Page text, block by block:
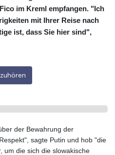
im Kreml empfangen. "Ich
mit Ihrer Reise nach
ist, dass Sie hier sind",
der Bewahrung der
sagte Putin und hob "die
um die sich die slowakische